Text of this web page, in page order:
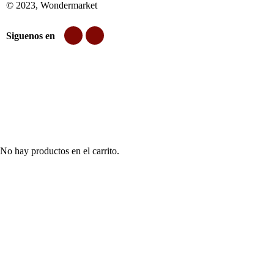
© 2023, Wondermarket
Siguenos en
No hay productos en el carrito.